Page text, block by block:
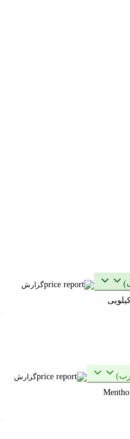
گزارش
گزارش